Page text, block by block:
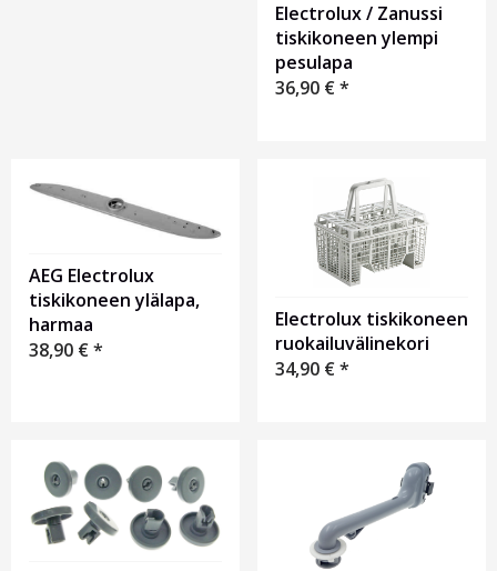
Electrolux / Zanussi
tiskikoneen ylempi
pesulapa
36,90 €*
AEG Electrolux
tiskikoneen ylälapa,
harmaa
38,90 €*
Electrolux tiskikoneen
ruokailuvälinekori
34,90 €*